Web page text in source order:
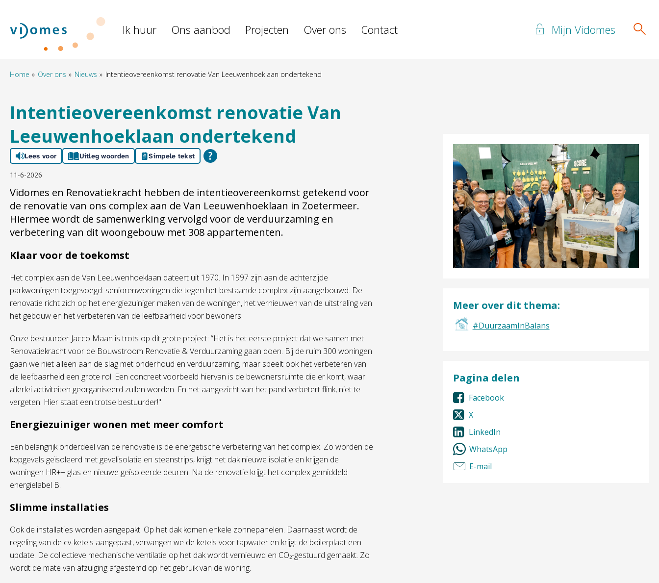
Naar hoofdinhoud
Naar hoofdnavigatiemenu
Naar zoeken
Naar de homepage Ik huur Ons aanbod Projecten Over ons Contact Mijn Vidomes
Home Over ons Nieuws Intentieovereenkomst renovatie Van Leeuwenhoeklaan ondertekend
Intentieovereenkomst renovatie Van
Leeuwenhoeklaan ondertekend
Lees voor Uitleg woorden Simpele tekst
11-6-2026
Vidomes en Renovatiekracht hebben de intentieovereenkomst getekend voor
de renovatie van ons complex aan de Van Leeuwenhoeklaan in Zoetermeer.
Hiermee wordt de samenwerking vervolgd voor de verduurzaming en
verbetering van dit woongebouw met 308 appartementen.
Klaar voor de toekomst
Het complex aan de Van Leeuwenhoeklaan dateert uit 1970. In 1997 zijn aan de achterzijde
parkwoningen toegevoegd: seniorenwoningen die tegen het bestaande complex zijn aangebouwd. De
renovatie richt zich op het energiezuiniger maken van de woningen, het vernieuwen van de uitstraling van
het gebouw en het verbeteren van de leefbaarheid voor bewoners.
Onze bestuurder Jacco Maan is trots op dit grote project: “Het is het eerste project dat we samen met
Renovatiekracht voor de Bouwstroom Renovatie & Verduurzaming gaan doen. Bij de ruim 300 woningen
gaan we niet alleen aan de slag met onderhoud en verduurzaming, maar speelt ook het verbeteren van
de leefbaarheid een grote rol. Een concreet voorbeeld hiervan is de bewonersruimte die er komt, waar
allerlei activiteiten georganiseerd zullen worden. En het aangezicht van het pand verbetert flink, niet te
vergeten. Hier staat een trotse bestuurder!"
Energiezuiniger wonen met meer comfort
Een belangrijk onderdeel van de renovatie is de energetische verbetering van het complex. Zo worden de
kopgevels geïsoleerd met gevelisolatie en steenstrips, krijgt het dak nieuwe isolatie en krijgen de
woningen HR++ glas en nieuwe geïsoleerde deuren. Na de renovatie krijgt het complex gemiddeld
energielabel B.
Slimme installaties
Ook de installaties worden aangepakt. Op het dak komen enkele zonnepanelen. Daarnaast wordt de
regeling van de cv-ketels aangepast, vervangen we de ketels voor tapwater en krijgt de boilerplaat een
update. De collectieve mechanische ventilatie op het dak wordt vernieuwd en CO₂-gestuurd gemaakt. Zo
wordt de mate van afzuiging afgestemd op het gebruik van de woning.
Meer over dit thema:
#DuurzaamInBalans
Pagina delen
Facebook
X
LinkedIn
WhatsApp
E-mail